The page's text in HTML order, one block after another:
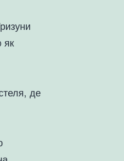
як
де